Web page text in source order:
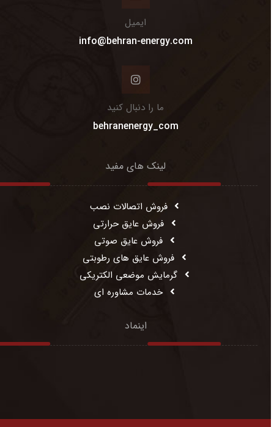
ایمیل
info@behran-energy.com
ما را دنبال کنید
behranenergy_com
لینک های مفید
فروش اتصالات نصب
فروش عایق حرارتی
فروش عایق صوتی
فروش عایق های رطوبتی
گرمایش موضعی الکتریکی
خدمات مشاوره ای
اینماد